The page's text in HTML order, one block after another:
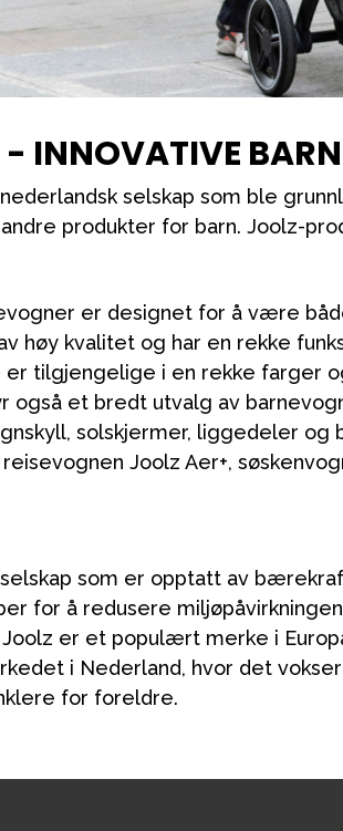
INNOVATIVE
selskap som ble
produkter for barn. Joolz-
er designet for å være
høy kvalitet og har en rekke
tilgjengelige i en rekke farger
også et bredt utvalg av
solskjermer, liggedeler og
Joolz Aer+,
som er opptatt av
for å redusere
er et populært merke i
i Nederland, hvor det
for foreldre.